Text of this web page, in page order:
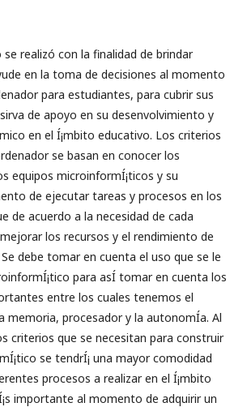
realizó con la finalidad de brindar
en la toma de decisiones al momento
para estudiantes, para cubrir sus
de apoyo en su desenvolvimiento y
en el Í¡mbito educativo. Los criterios
se basan en conocer los
equipos microinformÍ¡ticos y su
de ejecutar tareas y procesos en los
de acuerdo a la necesidad de cada
los recursos y el rendimiento de
debe tomar en cuenta el uso que se le
para asÍ­ tomar en cuenta los
entre los cuales tenemos el
memoria, procesador y la autonomÍ­a. Al
criterios que se necesitan para construir
se tendrÍ¡ una mayor comodidad
procesos a realizar en el Í¡mbito
importante al momento de adquirir un